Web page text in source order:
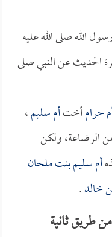
الله صلى الله عليه
الحديث عن النبي صلى
حرامأختأم سليم،
من الرضاعة، ولكن
أم سليم بنت ملحان
خالد.
طريق ثانية